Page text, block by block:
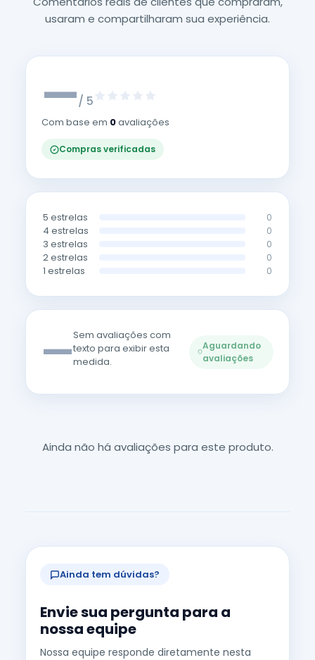
usaram e compartilharam sua experiência.
—/ 5
Com base em 0avaliações
Compras verificadas
5 estrelas 0
4 estrelas 0
3 estrelas 0
2 estrelas 0
1 estrelas 0
—Sem avaliações com
texto para exibir esta
medida.
Aguardando
avaliações
Ainda não há avaliações para este produto.
Ainda tem dúvidas?
Envie sua pergunta para a
nossa equipe
Nossa equipe responde diretamente nesta